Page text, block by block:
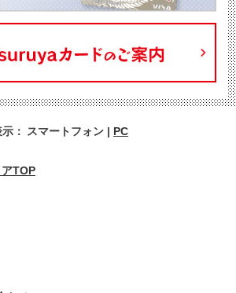
： スマートフォン | PC
TOP